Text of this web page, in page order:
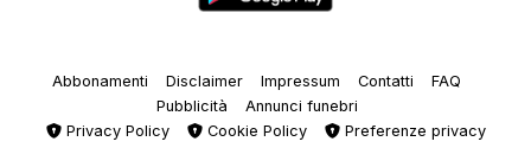
Abbonamenti Disclaimer Impressum Contatti
FAQ
Pubblicità
Annunci funebri
Privacy Policy
Cookie Policy Preferenze privacy